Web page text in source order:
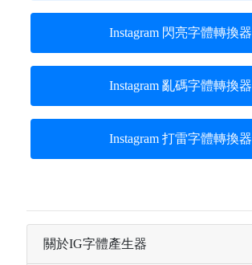
Instagram 閃亮字體轉換器
Instagram 亂碼字體轉換器
Instagram 打雷字體轉換器
關於IG字體產生器